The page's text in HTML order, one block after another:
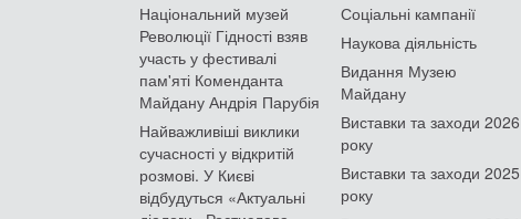
Національний музей
Революції Гідності взяв
участь у фестивалі
пам'яті Коменданта
Майдану Андрія Парубія
Найважливіші виклики
сучасності у відкритій
розмові. У Києві
відбудуться «Актуальні
Соціальні кампанії
Наукова діяльність
Видання Музею
Майдану
Виставки та заходи 2026
року
Виставки та заходи 2025
року